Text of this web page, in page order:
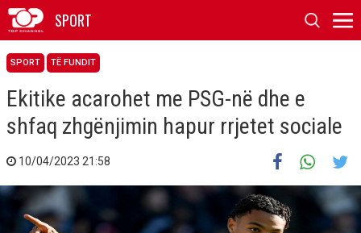
SPORT
SPORT TË FUNDIT
Ekitike acarohet me PSG-në dhe e
shfaq zhgënjimin hapur rrjetet sociale
10/04/2023 21:58